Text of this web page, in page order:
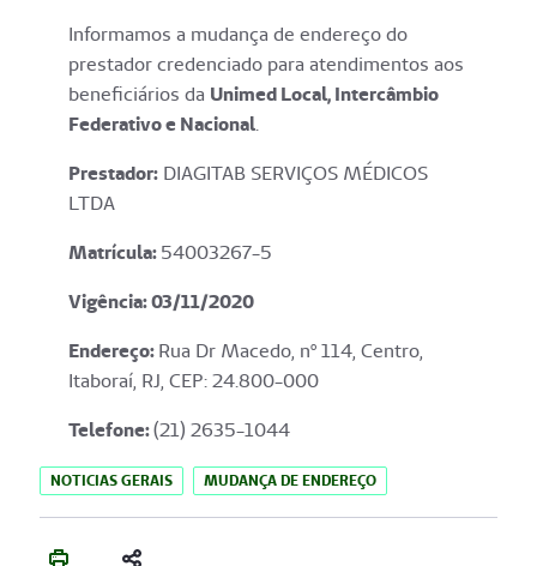
Informamos a mudança de endereço do
prestador credenciado para atendimentos aos
beneficiários da Unimed Local, Intercâmbio
Federativo e Nacional.
Prestador: DIAGITAB SERVIÇOS MÉDICOS
LTDA
Matrícula:54003267-5
Vigência: 03/11/2020
Endereço:Rua Dr Macedo, nº 114, Centro,
Itaboraí, RJ, CEP: 24.800-000
Telefone:(21) 2635-1044
NOTICIAS GERAIS MUDANÇA DE ENDEREÇO